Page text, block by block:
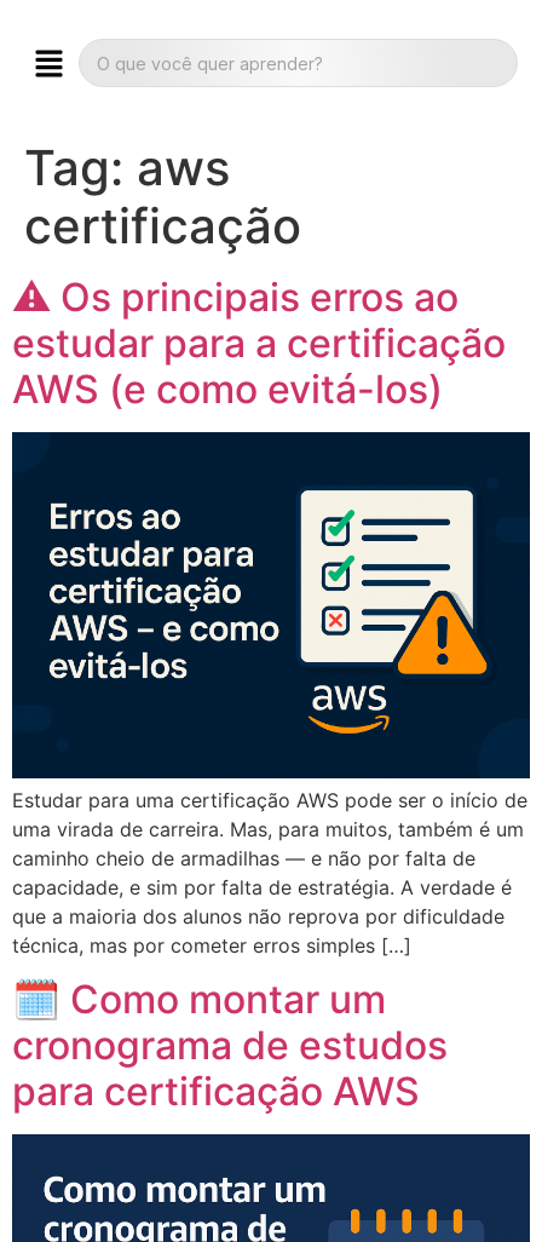
Tag: aws
certificação
⚠️ Os principais erros ao
estudar para a certificação
AWS (e como evitá-los)
Estudar para uma certificação AWS pode ser o início de
uma virada de carreira. Mas, para muitos, também é um
caminho cheio de armadilhas — e não por falta de
capacidade, e sim por falta de estratégia. A verdade é
que a maioria dos alunos não reprova por dificuldade
técnica, mas por cometer erros simples […]
🗓️ Como montar um
cronograma de estudos
para certificação AWS